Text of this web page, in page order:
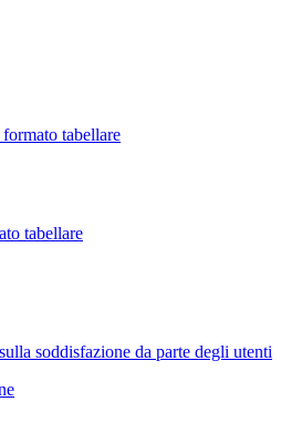
tabellare
tabellare
soddisfazione da parte degli utenti